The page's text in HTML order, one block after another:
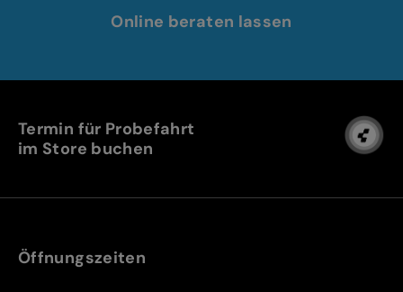
Online beraten lassen
Termin für Probefahrt
im Store buchen
Öffnungszeiten